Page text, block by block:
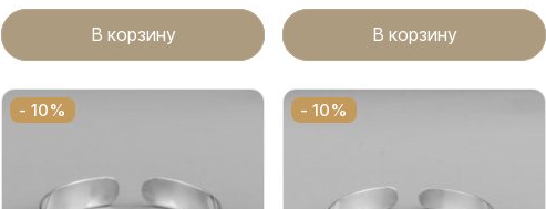
В корзину В корзину
- 10% - 10%